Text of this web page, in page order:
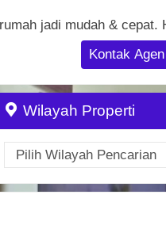
jadi mudah & cepat.
Kontak Agen
Wilayah Properti